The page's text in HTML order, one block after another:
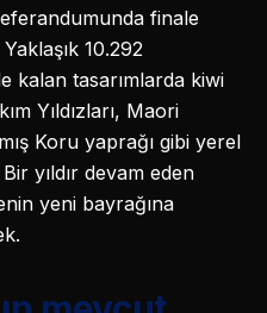
finale
Yaklaşık 10.292
kalan tasarımlarda kiwi
Yıldızları, Maori
Koru yaprağı gibi yerel
yıldır devam eden
yeni bayrağına